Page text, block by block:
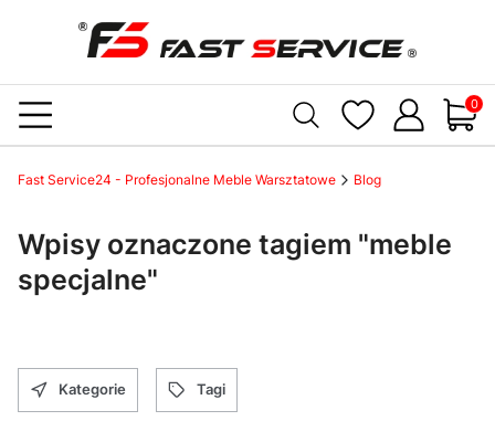
Fast Service24 - Profesjonalne Meble Warsztatowe Blog
Wpisy oznaczone tagiem "meble
specjalne"
Kategorie Tagi